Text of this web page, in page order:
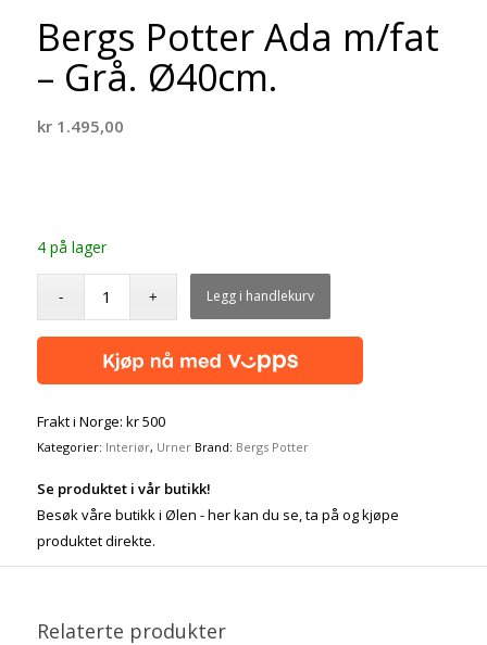
Bergs Potter Ada m/fat
– Grå. Ø40cm.
kr1.495,00
4 på lager
Legg i handlekurv
Frakt i Norge: kr 500
Kategorier: Interiør, Urner Brand: Bergs Potter
Se produktet i vår butikk!
Besøk våre butikk i Ølen - her kan du se, ta på og kjøpe
produktet direkte.
Relaterte produkter